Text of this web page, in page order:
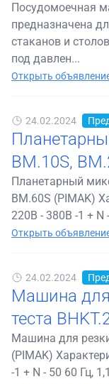
Посудомоечная
предназначена
стаканов и
под давлен...
Открыть
24.02.2024
ВМ.10S,
Планетарный
ВМ.60S (PIMAK)
220В - 380В -1 + N
Открыть
24.02.2024
Машина
теста
Машина для
(PIMAK)
-1 + N - 50 60 Гц,